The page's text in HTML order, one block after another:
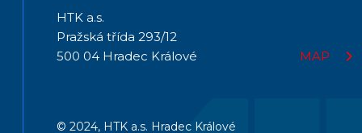
HTK a.s.
Pražská třída 293/12
500 04 Hradec Králové
MAP
© 2024, HTK a.s. Hradec Králové